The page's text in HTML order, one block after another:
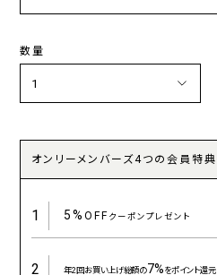
数量
オンリーメンバーズ4つの会員特典
1 5%OFFクーポンプレゼント
2 年2回お買い上げ総額の7%をポイント還元